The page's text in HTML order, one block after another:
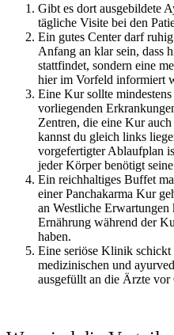
Gibt es dort ausgebildete
tägliche Visite bei den
Ein gutes Center darf
Anfang an klar sein, dass
stattfindet, sondern eine
hier im Vorfeld informiert
Eine Kur sollte
vorliegenden
Zentren, die eine Kur
kannst du gleich links
vorgefertigter Ablaufplan
jeder Körper benötigt
Ein reichhaltiges Buffet
einer Panchakarma Kur
an Westliche Erwartungen
Ernährung während der
haben.
Eine seriöse Klinik
medizinischen und
ausgefüllt an die Ärzte